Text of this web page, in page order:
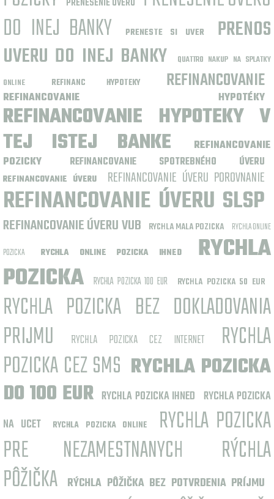
DO INEJ BANKY
PRENESTE SI UVER
PRENOS
UVERU DO INEJ BANKY
QUATTRO NAKUP NA SPLATKY
ONLINE
REFINANC HYPOTEKY REFINANCOVANIE
REFINANCOVANIE HYPOTÉKY
REFINANCOVANIE HYPOTEKY V
TEJ ISTEJ BANKE
REFINANCOVANIE
POZICKY
REFINANCOVANIE SPOTREBNÉHO ÚVERU
REFINANCOVANIE ÚVERU REFINANCOVANIE ÚVERU POROVNANIE
REFINANCOVANIE ÚVERU SLSP
REFINANCOVANIE ÚVERU VUB RYCHLA MALA POZICKA
RYCHLA ONLINE
POZICKA
RYCHLA ONLINE POZICKA IHNED
RYCHLA
POZICKA
RYCHLA POZICKA 100 EUR RYCHLA POZICKA 50 EUR
RYCHLA POZICKA BEZ DOKLADOVANIA
PRIJMU
RYCHLA POZICKA CEZ INTERNET
RYCHLA
POZICKA CEZ SMS RYCHLA POZICKA
DO 100 EUR RYCHLA POZICKA IHNED RYCHLA POZICKA
NA UCET
RYCHLA POZICKA ONLINE
RYCHLA POZICKA
PRE NEZAMESTNANYCH
RÝCHLA
PÔŽIČKA RÝCHLA PÔŽIČKA BEZ POTVRDENIA PRÍJMU